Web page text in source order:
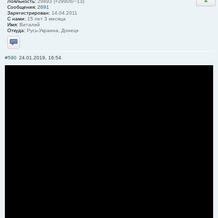
Лояльность: 29893 (+29906/−13)
Сообщения: 2691
Зарегистрирован: 14.04.2011
С нами: 15 лет 3 месяца
Имя: Виталий
Откуда: Русь-Украина, Донецк
Отправить личное сообщение
#590 24.01.2019, 16:54